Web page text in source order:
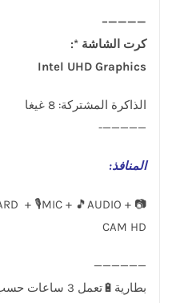
————–
كرت الشاشة *:
Intel UHD Graphics
الذاكرة المشتركة: 8 غيغا
—————-
المنافذ:
+ 🎙️MIC + 🎵AUDIO + 📷
CAM HD